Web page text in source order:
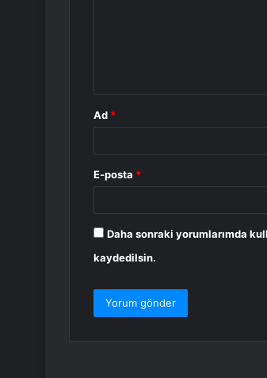
Ad *
E-posta *
Daha sonraki yorumlarımda
kaydedilsin.